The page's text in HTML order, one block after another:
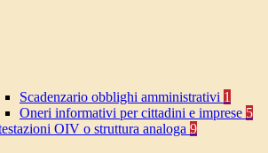
Scadenzario obblighi amministrativi 1
Oneri informativi per cittadini e imprese 5
OIV o struttura analoga 9